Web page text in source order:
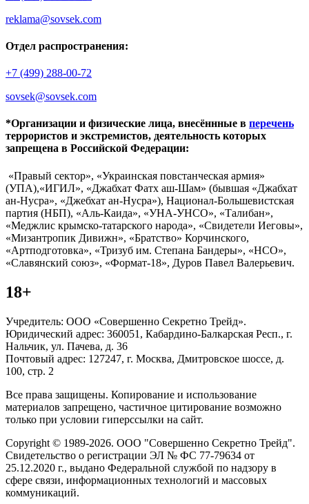
reklama@sovsek.com
Отдел распространения:
+7 (499) 288-00-72
sovsek@sovsek.com
*Организации и физические лица, внесённные в перечень
террористов и экстремистов, деятельность которых
запрещена в Российской Федерации:
«Правый сектор», «Украинская повстанческая армия»
(УПА),«ИГИЛ», «Джабхат Фатх аш-Шам» (бывшая «Джабхат
ан-Нусра», «Джебхат ан-Нусра»), Национал-Большевистская
партия (НБП), «Аль-Каида», «УНА-УНСО», «Талибан»,
«Меджлис крымско-татарского народа», «Свидетели Иеговы»,
«Мизантропик Дивижн», «Братство» Корчинского,
«Артподготовка», «Тризуб им. Степана Бандеры», «НСО»,
«Славянский союз», «Формат-18», Дуров Павел Валерьевич.
18+
Учредитель: ООО «Совершенно Секретно Трейд».
Юридический адрес: 360051, Кабардино-Балкарская Респ., г.
Нальчик, ул. Пачева, д. 36
Почтовый адрес: 127247, г. Москва, Дмитровское шоссе, д.
100, стр. 2
Все права защищены. Копирование и использование
материалов запрещено, частичное цитирование возможно
только при условии гиперссылки на сайт.
Copyright © 1989-2026. ООО "Совершенно Секретно Трейд".
Свидетельство о регистрации ЭЛ № ФС 77-79634 от
25.12.2020 г., выдано Федеральной службой по надзору в
сфере связи, информационных технологий и массовых
коммуникаций.